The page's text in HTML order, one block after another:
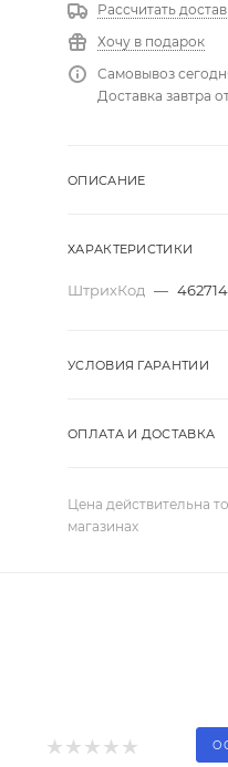
Рассчитать
Хочу в подарок
Самовывоз
Доставка завтра
ОПИСАНИЕ
ХАРАКТЕРИСТИКИ
ШтрихКод —
УСЛОВИЯ ГАРАНТИИ
ОПЛАТА И ДОСТАВКА
Цена действительна
магазинах